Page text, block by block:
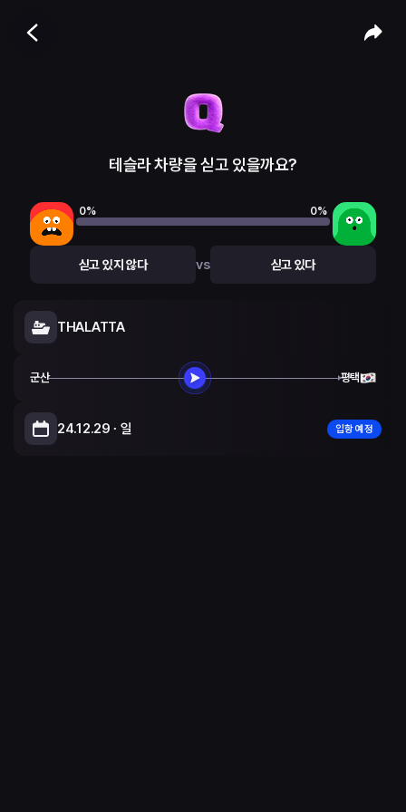
테슬라 차량을 싣고 있을까요?
0% 0%
싣고 있지 않다 vs 싣고 있다
THALATTA
군산 평택
24.12.29 ∙ 일 입항 예정